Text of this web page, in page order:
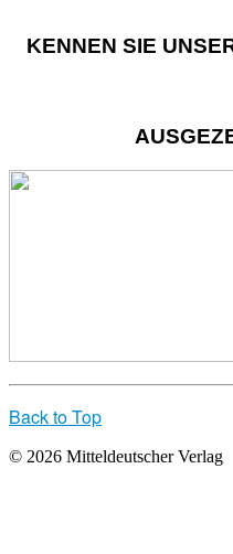
KENNEN SIE
Back to Top
© 2026 Mitteldeutscher Verlag